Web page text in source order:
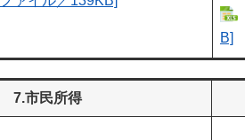
B]
7.市民所得